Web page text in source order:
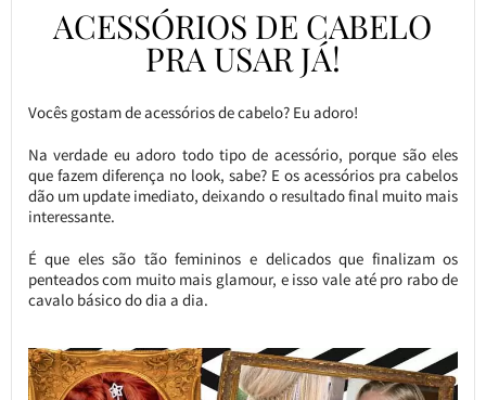
ACESSÓRIOS DE CABELO
PRA USAR JÁ!
Vocês gostam de acessórios de cabelo? Eu adoro!
Na verdade eu adoro todo tipo de acessório, porque são eles
que fazem diferença no look, sabe? E os acessórios pra cabelos
dão um update imediato, deixando o resultado final muito mais
interessante.
É que eles são tão femininos e delicados que finalizam os
penteados com muito mais glamour, e isso vale até pro rabo de
cavalo básico do dia a dia.